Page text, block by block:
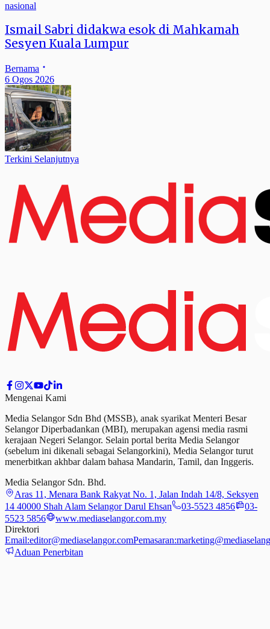
nasional
Ismail Sabri didakwa esok di Mahkamah
Sesyen Kuala Lumpur
Bernama
6 Ogos 2026
Terkini Selanjutnya
Mengenai Kami
Media Selangor Sdn Bhd (MSSB), anak syarikat Menteri Besar
Selangor Diperbadankan (MBI), merupakan agensi media rasmi
kerajaan Negeri Selangor. Selain portal berita Media Selangor
(sebelum ini dikenali sebagai Selangorkini), Media Selangor turut
menerbitkan akhbar dalam bahasa Mandarin, Tamil, dan Inggeris.
Media Selangor Sdn. Bhd.
Aras 11, Menara Bank Rakyat No. 1, Jalan Indah 14/8, Seksyen
14 40000 Shah Alam Selangor Darul Ehsan
03-5523 4856
03-
5523 5856
www.mediaselangor.com.my
Direktori
Email:editor@mediaselangor.comPemasaran:
Aduan Penerbitan